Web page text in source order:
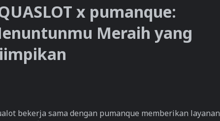
x pumanque:
Meraih yang
bekerja sama dengan pumanque memberikan layanan